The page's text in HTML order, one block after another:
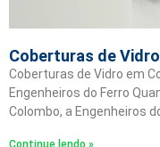
Coberturas de
Coberturas de Vidro em
Engenheiros do Ferro
Colombo, a Engenheiros